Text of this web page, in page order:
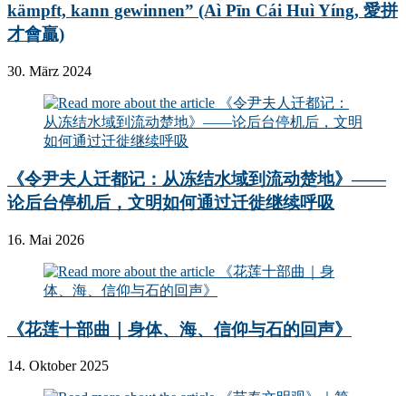
kämpft, kann gewinnen” (Aì Pīn Cái Huì Yíng, 愛拼
才會贏)
30. März 2024
《令尹夫人迁都记：从冻结水域到流动楚地》——
论后台停机后，文明如何通过迁徙继续呼吸
16. Mai 2026
《花莲十部曲｜身体、海、信仰与石的回声》
14. Oktober 2025